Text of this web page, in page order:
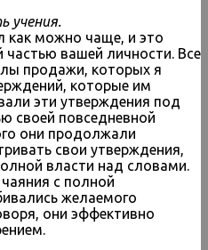
учения.
как можно чаще, и это
частью вашей личности. Все
продажи, которых я
которые им
эти утверждения под
своей повседневной
они продолжали
свои утверждения,
власти над словами.
с полной
желаемого
они эффективно